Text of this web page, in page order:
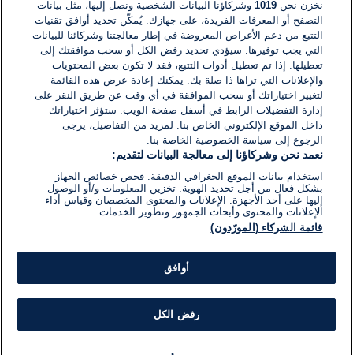
اكتب تعليقًا جديدًا ...
نخزن نحن1019 وشركاؤنا البيانات الشخصية ونصل إليها، مثل بيانات
التصفح أو المعرفات الفريدة، على جهازك. يُمكّن تحديد أوافق تقنيات
التتبع من دعم الأغراض المعروضة في إطار معالجتنا وشركائنا للبيانات
التي يجب توفيرها. سيؤدي تحديد رفض الكل أو سحب موافقتك إلى
تعطيلها. إذا تم تعطيل أدوات التتبع، فقد لا تكون بعض المحتويات
والإعلانات التي تراها ذا صلة بك. يمكنك إعادة عرض هذه القائمة
لتغيير اختياراتك أو سحب الموافقة في أي وقت عن طريق النقر على
إدارة التفضيلات الرابط في أسفل صفحة الويب. ستؤثر اختياراتك
داخل الموقع الإلكتروني الخاص بنا. لمزيد من التفاصيل، يرجى
الرجوع إلى سياسة الخصوصية الخاصة بنا.
نعمد نحن وشركاؤنا إلى معالجة البيانات لتقديم:
استخدام بيانات الموقع الجغرافي الدقيقة. فحص خصائص الجهاز
بشكل فعال من أجل تحديد الهوية. تخزين المعلومات و/أو الوصول
إليها على أحد الأجهزة. الإعلانات والمحتوى المخصصان وقياس أداء
الإعلانات والمحتوى وأبحاث الجمهور وتطوير الخدمات.
قائمة الشركاء (المورّدون)
أوافق
رفض الكل